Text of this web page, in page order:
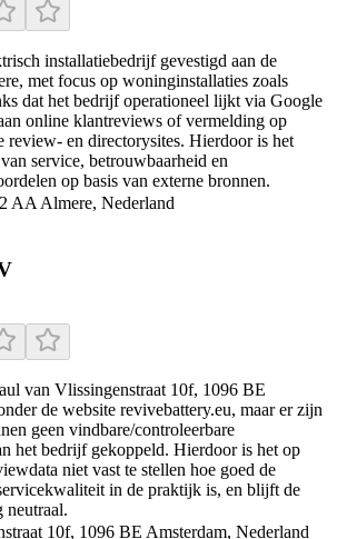
installatiebedrijf gevestigd aan de
met focus op woninginstallaties zoals
dat het bedrijf operationeel lijkt via Google
online klantreviews of vermelding op
review‑ en directorysites. Hierdoor is het
service, betrouwbaarheid en
op basis van externe bronnen.
AA Almere, Nederland
van Vlissingenstraat 10f, 1096 BE
de website revivebattery.eu, maar er zijn
geen vindbare/controleerbare
het bedrijf gekoppeld. Hierdoor is het op
niet vast te stellen hoe goed de
in de praktijk is, en blijft de
neutraal.
10f, 1096 BE Amsterdam, Nederland